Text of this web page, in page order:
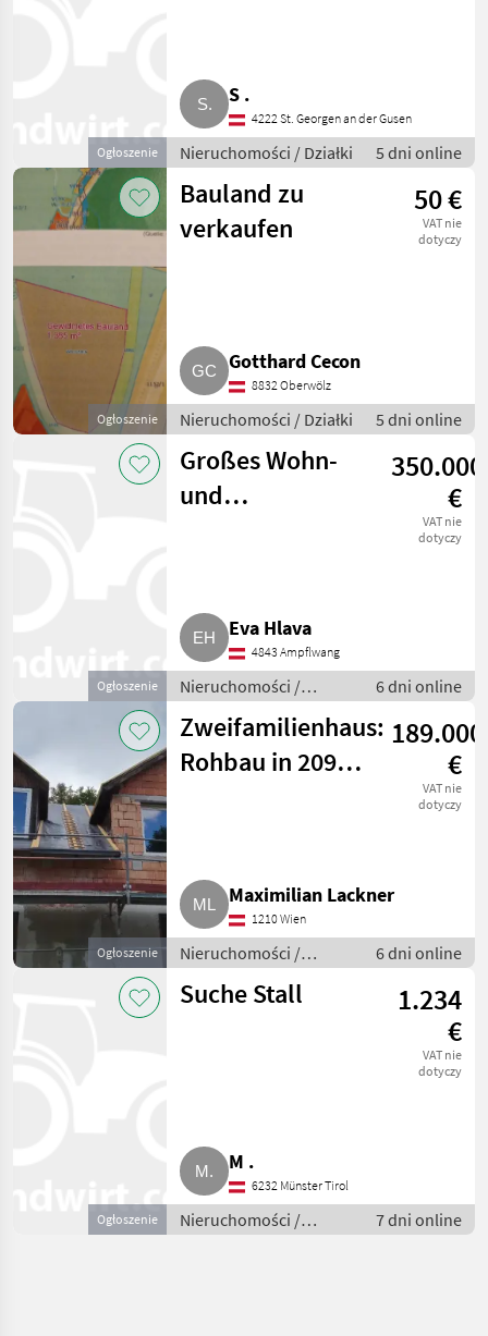
Ogłoszenie
S .
4222 St. Georgen an der Gusen
Nieruchomości / Działki 5 dni online
Ogłoszenie
Bauland zu
verkaufen
50 €
VAT nie
dotyczy
Gotthard Cecon
8832 Oberwölz
Nieruchomości / Działki 5 dni online
Ogłoszenie
Großes Wohn-
und
350.000
€
VAT nie
dotyczy
Eva Hlava
4843 Ampflwang
Nieruchomości /
Nieruchomość
6 dni online
Ogłoszenie
Zweifamilienhaus:
Rohbau in 2095
189.000
€
VAT nie
dotyczy
Maximilian Lackner
1210 Wien
Nieruchomości /
Nieruchomość
6 dni online
Ogłoszenie
Suche Stall
1.234
€
VAT nie
dotyczy
M .
6232 Münster Tirol
Nieruchomości /
Gospodarstwa
7 dni online